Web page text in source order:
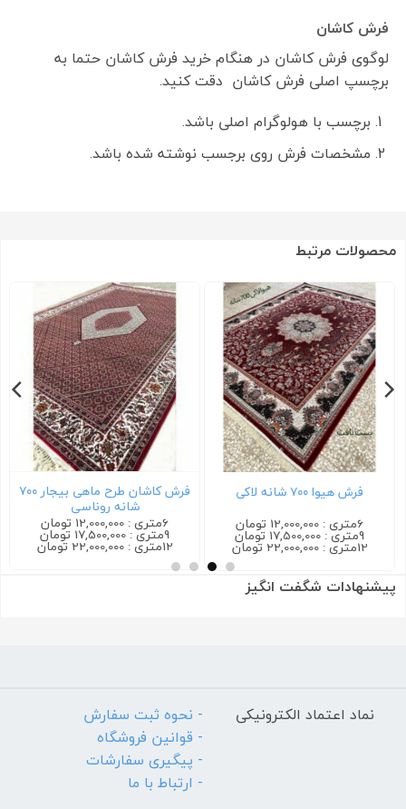
فرش کاشان
لوگوی فرش کاشان در هنگام خرید فرش کاشان حتما به
برچسپ اصلی فرش کاشان دقت کنید.
برچسب با هولوگرام اصلی باشد.
مشخصات فرش روی برجسب نوشته شده باشد.
محصولات مرتبط
فرش هیوا ۷۰۰ شانه لاکی
6متری : 12,000,000 تومان
9متری : 17,500,000 تومان
12متری : 22,000,000 تومان
فرش کاشان طرح ماهی بیجار ۷۰۰
شانه روناسی
6متری : 12,000,000 تومان
9متری : 17,500,000 تومان
12متری : 22,000,000 تومان
پیشنهادات شگفت انگیز
نماد اعتماد الکترونیکی
- نحوه ثبت سفارش
- قوانین فروشگاه
- پیگیری سفارشات
- ارتباط با ما